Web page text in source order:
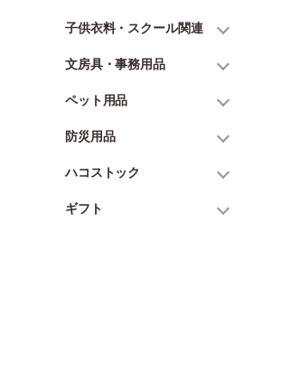
子供衣料・スクール関連
文房具・事務用品
ペット用品
防災用品
ハコストック
ギフト